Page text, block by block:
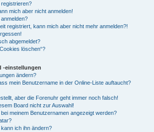
mich aber nicht anmelden!
registriert, kann mich aber nicht mehr anmelden?!
abgemeldet?
löschen“?
-einstellungen
ändern?
mein Benutzername in der Online-Liste auftaucht?
aber die Forenuhr geht immer noch falsch!
Board nicht zur Auswahl!
meinem Benutzernamen angezeigt werden?
ich ihn ändern?